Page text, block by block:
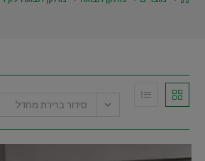
סידור ברירת מחדל